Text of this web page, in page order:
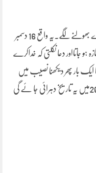
پھر رفتہ رفتہ زخم بھرنے لگا اور بچوں کے چہرے بھولنے لگے۔یہ واقع 16 دسمبر
تازہ ہو جاتااور دعا نکلتی کہ خداکرے
ایک بار پھر دیکھنا نصیب میں
لکھا ہے اور تھیک 11 برس بعد یعنی مئی 2005میں یہ تاریخ دہرائی جا ئے گی